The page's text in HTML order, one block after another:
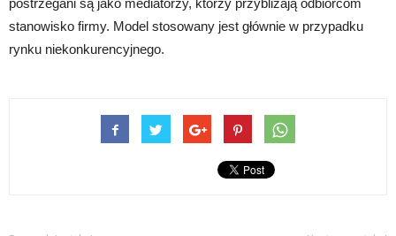
postrzegani są jako mediatorzy, którzy przybliżają odbiorcom
stanowisko firmy. Model stosowany jest głównie w przypadku
rynku niekonkurencyjnego.